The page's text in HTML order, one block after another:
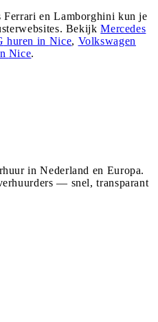
Ferrari en Lamborghini kun je
Bekijk Mercedes
huren in Nice, Volkswagen
Nice.
in Nederland en Europa.
— snel, transparant